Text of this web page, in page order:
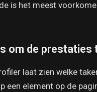
is het meest
om de prestaties
laat zien welke
een element op de